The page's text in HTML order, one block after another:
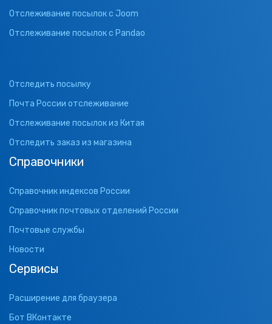
Отслеживание посылок с Joom
Отслеживание посылок с Pandao
Отследить посылку
Почта России отслеживание
Отслеживание посылок из Китая
Отследить заказ из магазина
Справочники
Справочник индексов России
Справочник почтовых отделений России
Почтовые службы
Новости
Сервисы
Расширение для браузера
Бот ВКонтакте